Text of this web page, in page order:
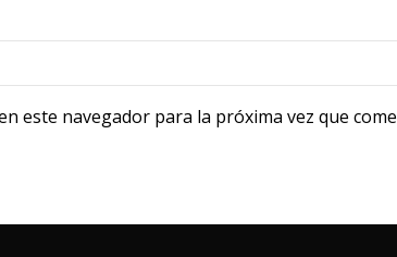
este navegador para la próxima vez que